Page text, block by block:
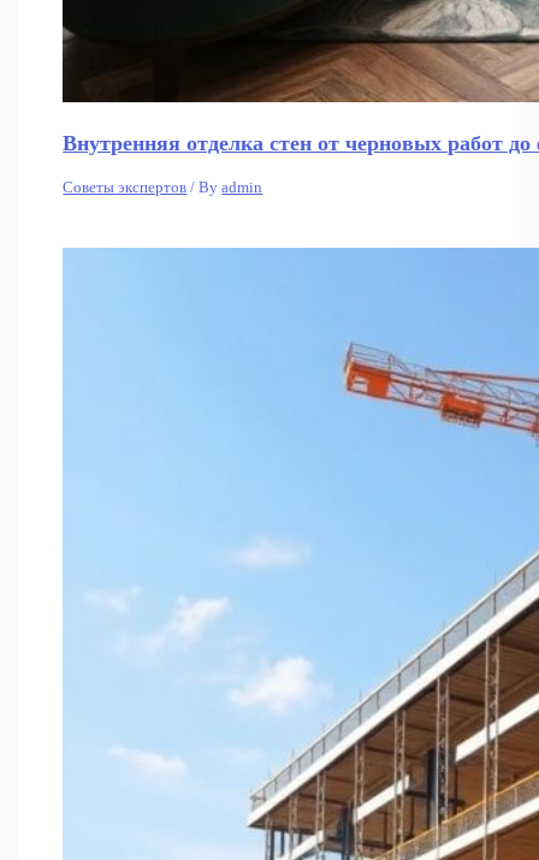
Внутренняя отделка стен от черновых работ
Советы экспертов / Byadmin